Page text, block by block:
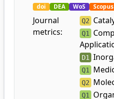
doi DEA WoS Scopus
Journal
metrics:
Q2
Q1
D1
Q1
Q2
Q1